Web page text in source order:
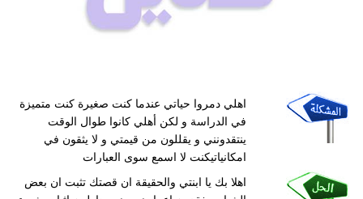
اهلي دمروا حياتي عندما كنت صغيرة كنت متميزة
في الدراسة و لكن أهلي كانوا طوال الوقت
ينتقدونني و يقللون من قيمتي و لا يثقون في
امكانياتيكنت لا اسمع سوى العبارات
اهلا بك يا ابنتي والحقيقة ان قصتك تثبت ان بعض